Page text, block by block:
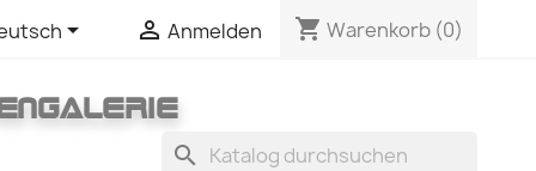
  Anmelden shopping_cart Warenkorb (0)
search